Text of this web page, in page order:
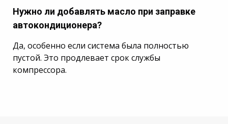
Нужно ли добавлять масло при заправке
автокондиционера?
Да, особенно если система была полностью
пустой. Это продлевает срок службы
компрессора.